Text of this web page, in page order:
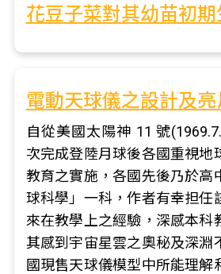
花豆子菜對其幼苗初
電動天球儀之設計及
自從美國太陽神 11 號
次完成登陸月球後各國重視地
教育之實施，各國先後乃於高
球科學」一科，作者有幸担任
來在教學上之經驗，深感本科
其感到宇宙星雲之奧秘及深淵
國現售天球儀模型中所能理解